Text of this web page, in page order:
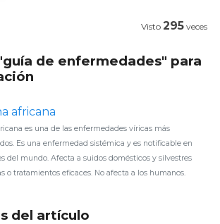
Visto 295 veces
de enfermedades" para
africana
es una de las enfermedades víricas más
Es una enfermedad sistémica y es notificable en
del mundo. Afecta a suidos domésticos y silvestres
o tratamientos eficaces. No afecta a los humanos.
del artículo